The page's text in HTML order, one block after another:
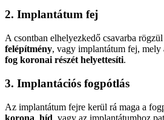
2. Implantátum fej
A csontban elhelyezkedő csavarba
felépítmény, vagy implantátum fej, mely
fog koronai részét helyettesíti.
3. Implantációs fogpótlás
Az implantátum fejre kerül rá maga a
korona, híd, vagy az implantátumhoz